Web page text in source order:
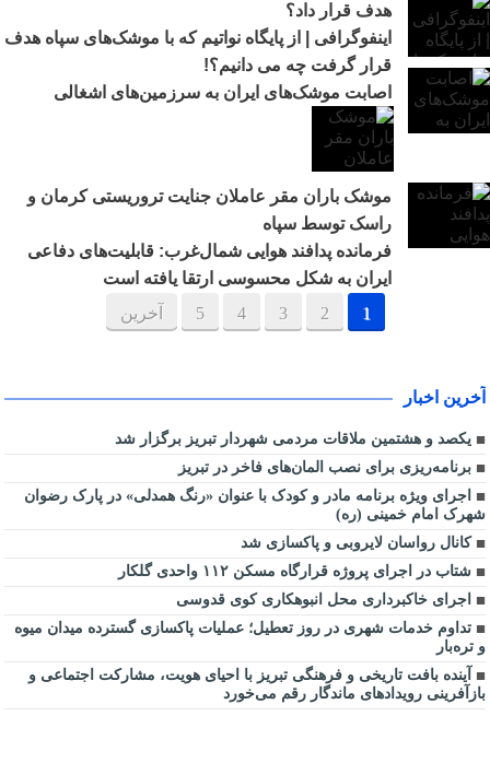
هدف قرار داد؟
اینفوگرافی | از پایگاه نواتیم که با موشک‌های سپاه هدف
قرار گرفت چه می دانیم؟!
اصابت موشک‌های ایران به سرزمین‌های اشغالی
موشک باران مقر عاملان جنایت تروریستی کرمان و
راسک توسط سپاه
فرمانده پدافند هوایی شمال‌غرب: قابلیت‌های دفاعی
ایران به شکل محسوسی ارتقا یافته است
1
2
3
4
5 آخرین
آخرین اخبار
یکصد و هشتمین ملاقات مردمی شهردار تبریز برگزار شد
برنامه‌ریزی برای نصب المان‌های فاخر در تبریز
اجرای ویژه برنامه مادر و کودک با عنوان «رنگ همدلی» در پارک رضوان
شهرک امام خمینی (ره)
کانال رواسان لایروبی و پاکسازی شد
شتاب در اجرای پروژه قرارگاه مسکن ۱۱۲ واحدی گلکار
اجرای خاکبرداری محل انبوهکاری کوی قدوسی
تداوم خدمات شهری در روز تعطیل؛ عملیات پاکسازی گسترده میدان میوه
و تره‌بار
آینده بافت تاریخی و فرهنگی تبریز با احیای هویت، مشارکت اجتماعی و
بازآفرینی رویدادهای ماندگار رقم می‌خورد